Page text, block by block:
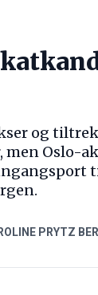
og
men Oslo-
PRYTZ